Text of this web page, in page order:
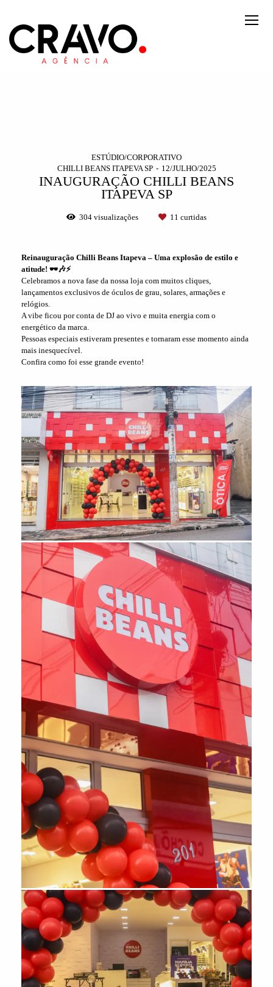
ESTÚDIO/CORPORATIVO
CHILLI BEANS ITAPEVA SP
12/JULHO/2025
INAUGURAÇÃO CHILLI BEANS
ITAPEVA SP
304 visualizações 11 curtidas
Reinauguração Chilli Beans Itapeva – Uma explosão de estilo e
atitude! 🕶️🎶⚡
Celebramos a nova fase da nossa loja com muitos cliques,
lançamentos exclusivos de óculos de grau, solares, armações e
relógios.
A vibe ficou por conta de DJ ao vivo e muita energia com o
energético da marca.
Pessoas especiais estiveram presentes e tornaram esse momento ainda
mais inesquecível.
Confira como foi esse grande evento!